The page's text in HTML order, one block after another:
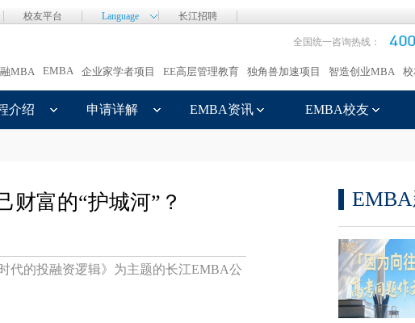
校友平台 Language 长江招聘
全国统一咨询热线：
MBA EMBA 企业家学者项目 EE高层管理教育 独角兽加速项目 智造创业MBA
介绍 申请详解 EMBA资讯 EMBA校友
财富的“护城河”？
代的投融资逻辑》为主题的长江EMBA公